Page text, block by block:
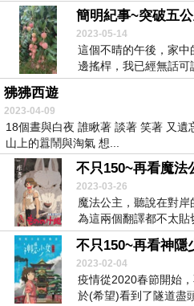
簡明紀事~突破五
2023-05-14
這個不晴的午後，家
邊搖桿，我已經無話可
狒狒西遊
2023-04-09
18個晝與白夜 誰瞅著 談著 笑著 又
山上的囂鬧與淘氣 想...
不只150~再看魔法
2023-03-26
魔法公主，聽說在對
為這兩個翻譯都不太
靈，...
不只150~再看神隱
2023-02-04
疫情從2020春節開始
於(希望)看到了隧道盡